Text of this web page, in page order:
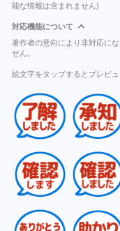
能な情報は含まれません)
対応機能について
著作者の意向により非対応に
せん。
絵文字をタップするとプレビュ